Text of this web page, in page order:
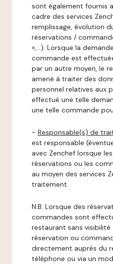
sont également fournis
cadre des services
remplissage, évolution
réservations /
»,…). Lorsque la
commande est
par un autre moyen, le
amené à traiter des
personnel relatives aux
effectué une telle
une telle commande
- Responsable(s) de
est responsable
avec Zenchef lorsque
réservations ou les
au moyen des services
traitement.
N.B: Lorsque des
commandes sont
restaurant sans visibilité
réservation ou
directement auprès du
téléphone ou via un